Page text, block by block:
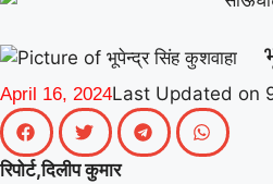
दिया बढ़ावा | MY
में जब दिखे बागपत के
April 16, 2024Last Updated on
रिपोर्ट,दिलीप कुमार